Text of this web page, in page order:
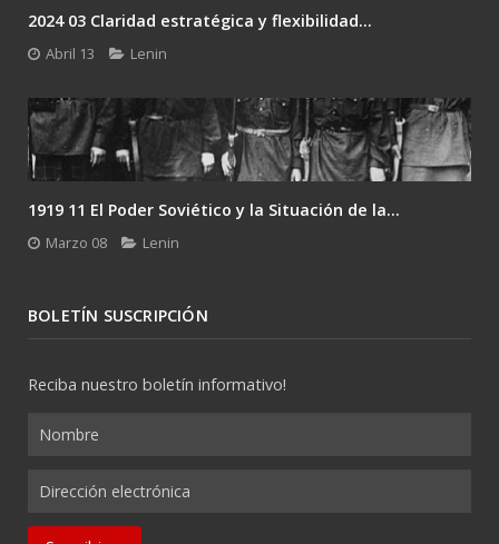
2024 02 Lenin: el único camino es la revolución....
Febrero 24 Lenin
Gramsci y el desafío del último Lenin: la...
Enero 26 Lenin
BOLETÍN SUSCRIPCIÓN
Reciba nuestro boletín informativo!